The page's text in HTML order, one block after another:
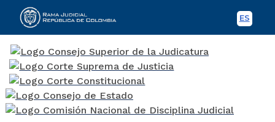
ES
Rama Judicial